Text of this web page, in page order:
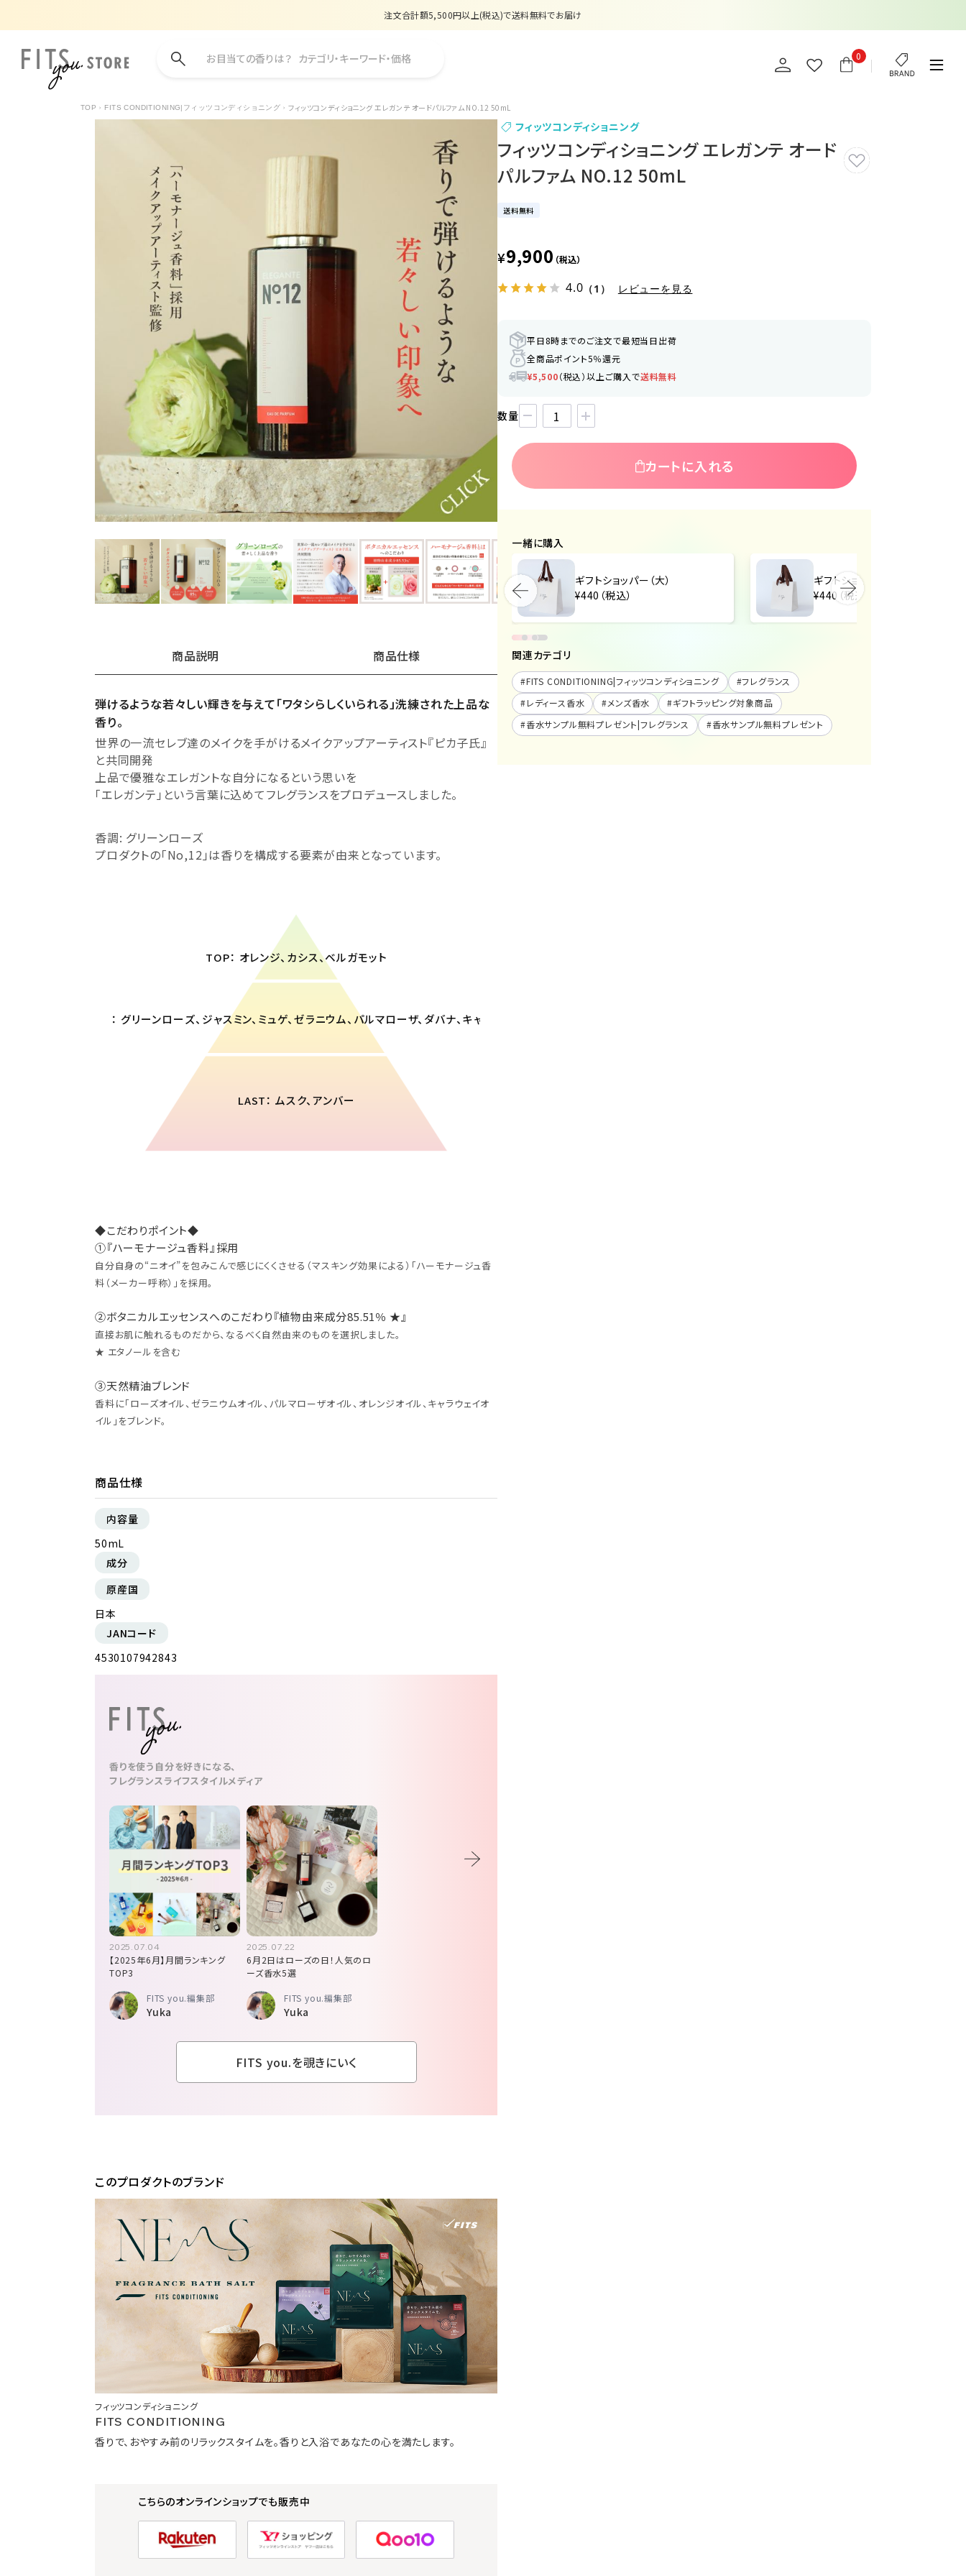
注文合計額5,500円以上(税込)で送料無料でお届け
【数量限定】購入金額6,000円(税込)以上で香水サンプルプレゼント
注文合計額5,500円以上(税込)で送料無料でお届け
0
お目当ての香りは？ カテゴリ・キーワード・価格
TOP FITS CONDITIONING|フィッツコンディショニング フィッツコンディショニング エレガンテ オードパルファム NO.12 50mL
商品説明 商品仕様
弾けるような若々しい輝きを与えて「ワタシらしくいられる」洗練された上品な
香り。
世界の一流セレブ達のメイクを手がけるメイクアップアーティスト『ピカ子氏』
と共同開発
上品で優雅なエレガントな自分になるという思いを
「エレガンテ」という言葉に込めてフレグランスをプロデュースしました。
香調: グリーンローズ
プロダクトの「No,12」は香りを構成する要素が由来となっています。
TOP： オレンジ、カシス、ベルガモット
MIDDLE： グリーンローズ、ジャスミン、ミュゲ、ゼラニウム、パルマローザ、ダバナ、キャラウェイ
LAST： ムスク、アンバー
◆こだわりポイント◆
①『ハーモナージュ香料』採用
自分自身の“ニオイ”を包みこんで感じにくくさせる（マスキング効果による）「ハーモナージュ香
料（メーカー呼称）」を採用。
②ボタニカルエッセンスへのこだわり『植物由来成分85.51％ ★』
直接お肌に触れるものだから、なるべく自然由来のものを選択しました。
★ エタノールを含む
③天然精油ブレンド
香料に「ローズオイル、ゼラニウムオイル、パルマローザオイル、オレンジオイル、キャラウェイオ
イル」をブレンド。
商品仕様
内容量
50mL
成分
原産国
日本
JANコード
4530107942843
香りを使う自分を好きになる、
フレグランスライフスタイルメディア
2025.07.04
【2025年6月】月間ランキング
TOP3
FITS you.編集部
Yuka
2025.07.22
6月2日はローズの日！人気のロ
ーズ香水5選
FITS you.編集部
Yuka
FITS you.を覗きにいく
このプロダクトのブランド
フィッツコンディショニング
FITS CONDITIONING
香りで、おやすみ前のリラックスタイムを。香りと入浴であなたの心を満たします。
こちらのオンラインショップでも販売中
フィッツコンディショニング
フィッツコンディショニング エレガンテ オード
パルファム NO.12 50mL
送料無料
¥9,900 （税込）
4.0 （1） レビューを見る
平日8時までのご注文で最短当日出荷
全商品ポイント5％還元
¥5,500（税込）以上ご購入で送料無料
数量
カートに入れる
一緒に購入
ギフトショッパー（中）
¥440（税込）
ギフトショッパー（小）
¥440（税込）
ギフトショッパー（大）
¥440（税込）
ギフトショッパー（中）
¥440（税込）
関連カテゴリ
#FITS CONDITIONING|フィッツコンディショニング #フレグランス
#レディース香水 #メンズ香水 #ギフトラッピング対象商品
#香水サンプル無料プレゼント|フレグランス #香水サンプル無料プレゼント